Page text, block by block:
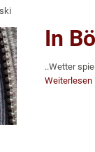
In
..Wetter
Weiterlesen